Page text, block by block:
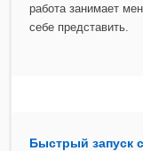
работа занимает
себе представить.
Быстрый запуск